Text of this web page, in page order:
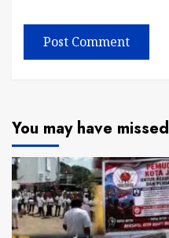
You may have missed